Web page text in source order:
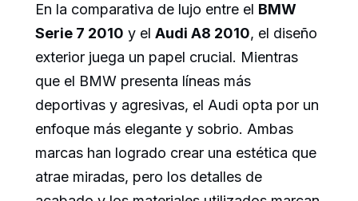
En la comparativa de lujo entre el BMW
Serie 7 2010 y el Audi A8 2010, el diseño
exterior juega un papel crucial. Mientras
que el BMW presenta líneas más
deportivas y agresivas, el Audi opta por un
enfoque más elegante y sobrio. Ambas
marcas han logrado crear una estética que
atrae miradas, pero los detalles de